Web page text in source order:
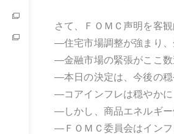
さて、ＦＯＭＣ声明を客
―住宅市場調整が強まり、
―金融市場の緊張がここ数
―本日の決定は、今後の穏
―コアインフレは穏やかに
―しかし、商品エネルギー
―ＦＯＭＣ委員会はインフ